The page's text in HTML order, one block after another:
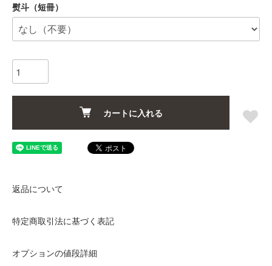
熨斗（短冊）
カートに入れる
返品について
特定商取引法に基づく表記
オプションの値段詳細